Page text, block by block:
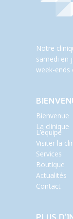
Notre
samedi en
week-ends
Bienvenue
La clinique
L’équipe
Visiter la
Services
Boutique
Actualités
Contact
PLUS